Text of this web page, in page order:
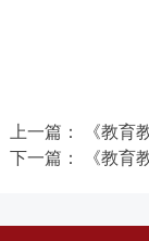
上一篇：
《教育
下一篇：
《教育